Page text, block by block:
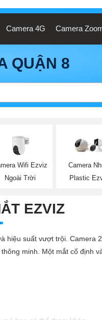
Camera 4G Camera
QUẬN 8
Wifi Ezviz
Ngoài Trời
Camera
Plastic
EZVIZ
suất vượt trội. Camera
minh. Một mắt cố định